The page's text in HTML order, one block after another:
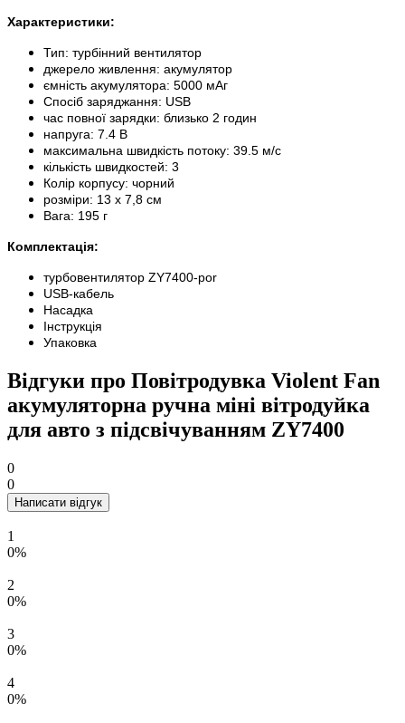
Характеристики:
Тип: турбінний вентилятор
джерело живлення: акумулятор
ємність акумулятора: 5000 мАг
Спосіб заряджання: USB
час повної зарядки: близько 2 годин
напруга: 7.4 В
максимальна швидкість потоку: 39.5 м/с
кількість швидкостей: 3
Колір корпусу: чорний
розміри: 13 х 7,8 см
Вага: 195 г
Комплектація:
турбовентилятор ZY7400-por
USB-кабель
Насадка
Інструкція
Упаковка
Відгуки про Повітродувка Violent Fan
акумуляторна ручна міні вітродуйка
для авто з підсвічуванням ZY7400
0
0
Написати відгук
1
0%
2
0%
3
0%
4
0%